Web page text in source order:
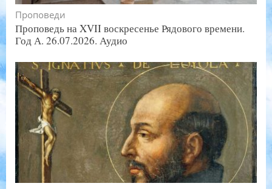
Проповеди
Проповедь на XVII воскресенье Рядового времени.
Год А. 26.07.2026. Аудио